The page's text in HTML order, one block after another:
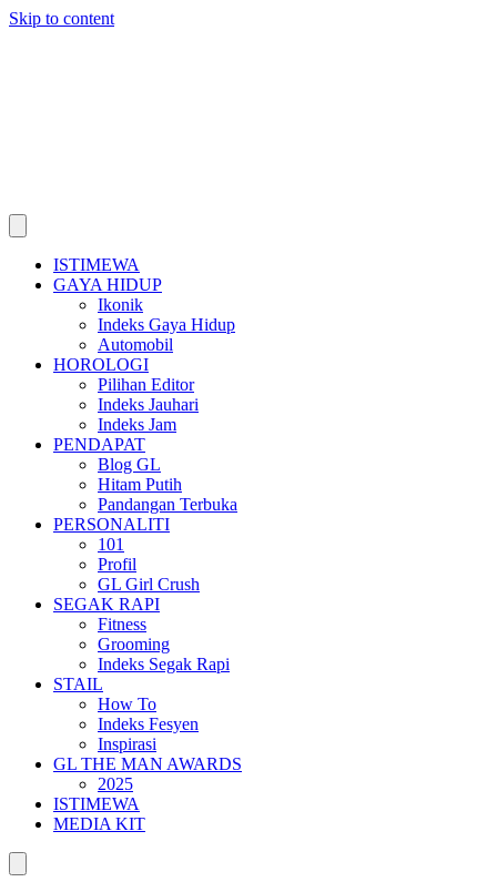
Skip to content
ISTIMEWA
GAYA HIDUP
Ikonik
Indeks Gaya Hidup
Automobil
HOROLOGI
Pilihan Editor
Indeks Jauhari
Indeks Jam
PENDAPAT
Blog GL
Hitam Putih
Pandangan Terbuka
PERSONALITI
101
Profil
GL Girl Crush
SEGAK RAPI
Fitness
Grooming
Indeks Segak Rapi
STAIL
How To
Indeks Fesyen
Inspirasi
GL THE MAN AWARDS
2025
ISTIMEWA
MEDIA KIT